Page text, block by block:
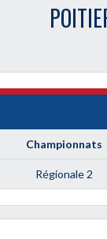
Championnats
Régionale 2